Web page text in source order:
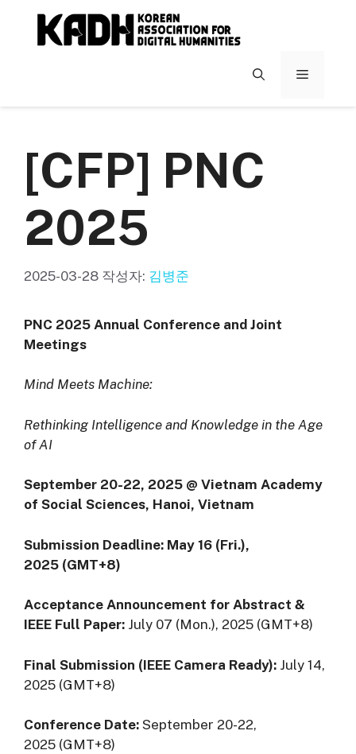
메
[CFP] PNC
2025
2025-03-28 작성자: 김병준
PNC 2025 Annual Conference and Joint
Meetings
Mind Meets Machine:
Rethinking Intelligence and Knowledge in the Age
of AI
September 20-22, 2025 @ Vietnam Academy
of Social Sciences, Hanoi, Vietnam
Submission Deadline: May 16 (Fri.),
2025 (GMT+8)
Acceptance Announcement for Abstract &
IEEE Full Paper: July 07 (Mon.), 2025 (GMT+8)
Final Submission (IEEE Camera Ready): July 14,
2025 (GMT+8)
Conference Date: September 20-22,
2025 (GMT+8)